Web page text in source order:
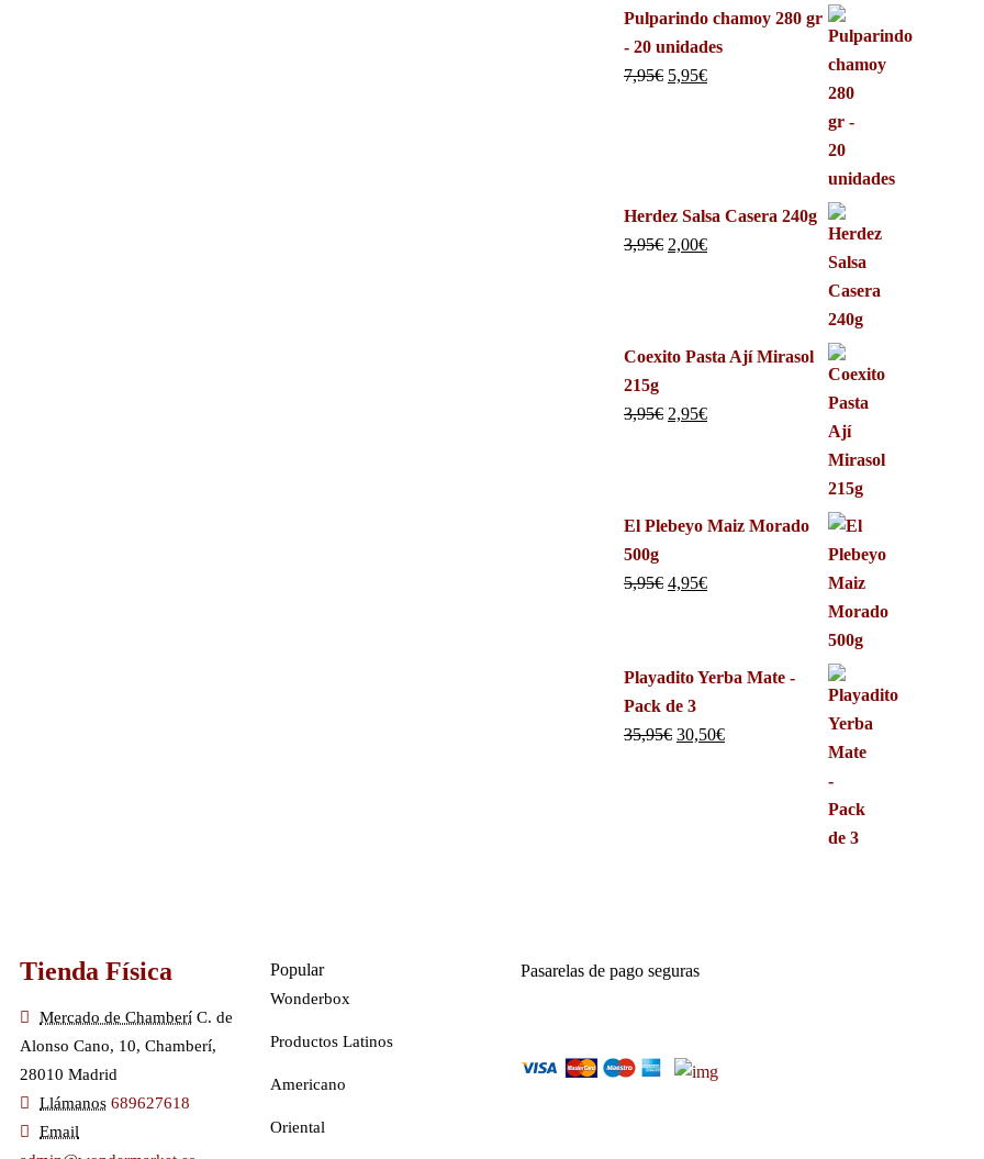
Pulparindo chamoy 280 gr
- 20 unidades
7,95€ 5,95€
Herdez Salsa Casera 240g
3,95€ 2,00€
Coexito Pasta Ají Mirasol
215g
3,95€ 2,95€
El Plebeyo Maiz Morado
500g
5,95€ 4,95€
Playadito Yerba Mate -
Pack de 3
35,95€ 30,50€
Tienda Física
Mercado de Chamberí C. de
Alonso Cano, 10, Chamberí,
28010 Madrid
Llámanos 689627618
Email
Popular
Wonderbox
Productos Latinos
Americano
Oriental
Pasarelas de pago seguras